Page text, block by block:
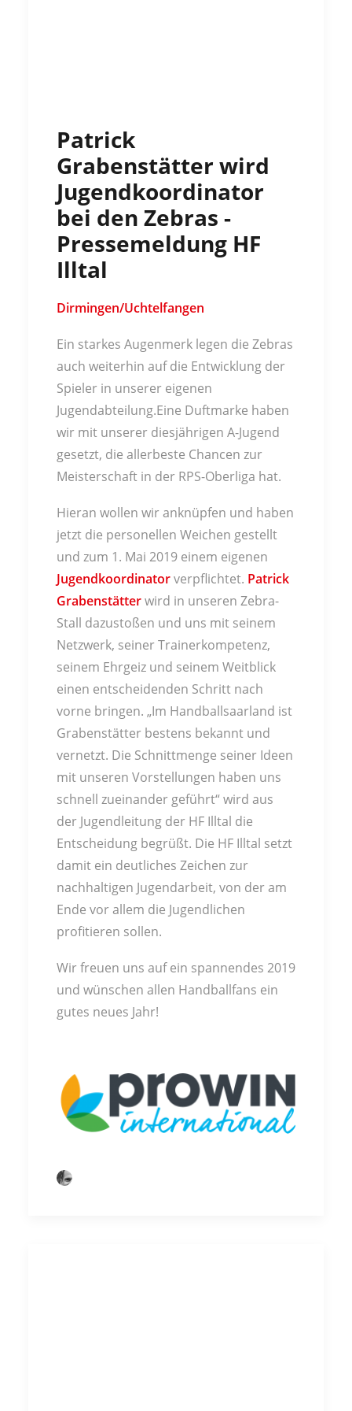
Patrick
Grabenstätter wird
Jugendkoordinator
bei den Zebras -
Pressemeldung HF
Illtal
Dirmingen/Uchtelfangen
Ein starkes Augenmerk legen die Zebras
auch weiterhin auf die Entwicklung der
Spieler in unserer eigenen
Jugendabteilung.Eine Duftmarke haben
wir mit unserer diesjährigen A-Jugend
gesetzt, die allerbeste Chancen zur
Meisterschaft in der RPS-Oberliga hat.
Hieran wollen wir anknüpfen und haben
jetzt die personellen Weichen gestellt
und zum 1. Mai 2019 einem eigenen
Jugendkoordinatorverpflichtet. Patrick
Grabenstätterwird in unseren Zebra-
Stall dazustoßen und uns mit seinem
Netzwerk, seiner Trainerkompetenz,
seinem Ehrgeiz und seinem Weitblick
einen entscheidenden Schritt nach
vorne bringen. „Im Handballsaarland ist
Grabenstätter bestens bekannt und
vernetzt. Die Schnittmenge seiner Ideen
mit unseren Vorstellungen haben uns
schnell zueinander geführt“ wird aus
der Jugendleitung der HF Illtal die
Entscheidung begrüßt. Die HF Illtal setzt
damit ein deutliches Zeichen zur
nachhaltigen Jugendarbeit, von der am
Ende vor allem die Jugendlichen
profitieren sollen.
Wir freuen uns auf ein spannendes 2019
und wünschen allen Handballfans ein
gutes neues Jahr!